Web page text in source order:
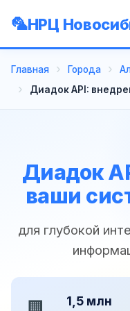
НРЦ
Главная Города
Диадок API:
Диадок
ваши
для глубокой
1,5 млн